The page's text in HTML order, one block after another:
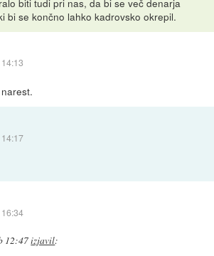
biti tudi pri nas, da bi se več denarja
bi se končno lahko kadrovsko okrepil.
12:47izjavil: